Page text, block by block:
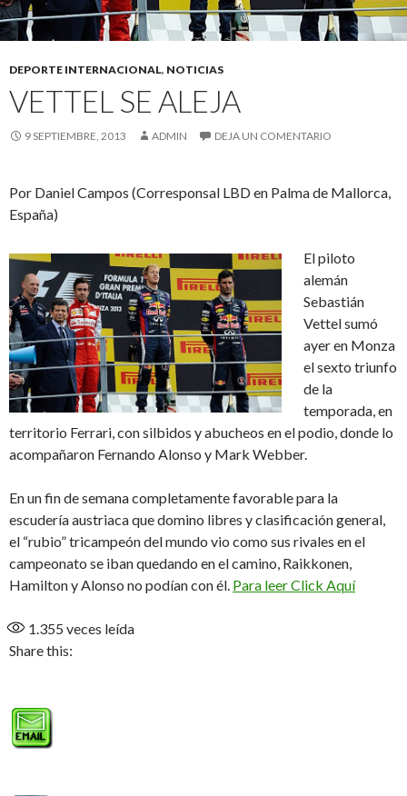
DEPORTE INTERNACIONAL, NOTICIAS
VETTEL SE ALEJA
9 SEPTIEMBRE, 2013 ADMIN DEJA UN COMENTARIO
Por Daniel Campos (Corresponsal LBD en Palma de Mallorca,
España)
El piloto
alemán
Sebastián
Vettel sumó
ayer en Monza
el sexto triunfo
de la
temporada, en
territorio Ferrari, con silbidos y abucheos en el podio, donde lo
acompañaron Fernando Alonso y Mark Webber.
En un fin de semana completamente favorable para la
escudería austriaca que domino libres y clasificación general,
el “rubio” tricampeón del mundo vio como sus rivales en el
campeonato se iban quedando en el camino, Raikkonen,
Hamilton y Alonso no podían con él. Para leer Click Aquí
1.355 veces leída
Share this: